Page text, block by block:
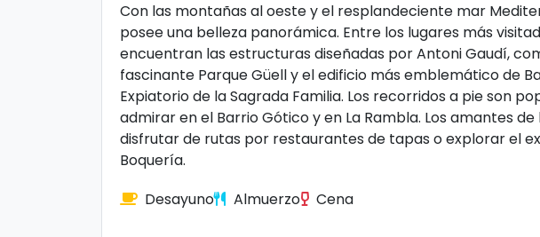
Con las montañas al oeste y el resplandeciente mar
posee una belleza panorámica. Entre los lugares más
encuentran las estructuras diseñadas por Antoni Gaudí,
fascinante Parque Güell y el edificio más emblemático de
Expiatorio de la Sagrada Familia. Los recorridos a pie son
admirar en el Barrio Gótico y en La Rambla. Los amantes
disfrutar de rutas por restaurantes de tapas o explorar el
Boquería.
Desayuno
Almuerzo Cena